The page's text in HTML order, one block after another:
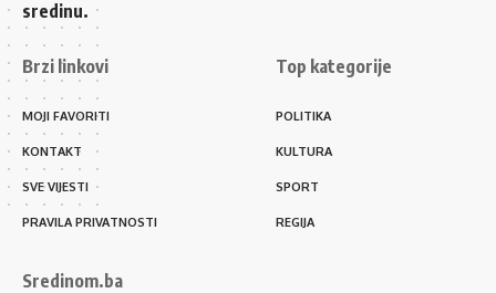
sredinu.
Brzi linkovi
MOJI FAVORITI
KONTAKT
SVE VIJESTI
PRAVILA PRIVATNOSTI
Top kategorije
POLITIKA
KULTURA
SPORT
REGIJA
Sredinom.ba